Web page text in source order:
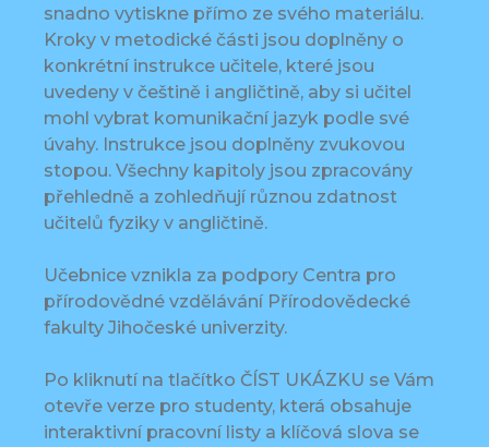
snadno vytiskne přímo ze svého materiálu.
Kroky v metodické části jsou doplněny o
konkrétní instrukce učitele, které jsou
uvedeny v češtině i angličtině, aby si učitel
mohl vybrat komunikační jazyk podle své
úvahy. Instrukce jsou doplněny zvukovou
stopou. Všechny kapitoly jsou zpracovány
přehledně a zohledňují různou zdatnost
učitelů fyziky v angličtině.
Učebnice vznikla za podpory Centra pro
přírodovědné vzdělávání Přírodovědecké
fakulty Jihočeské univerzity.
Po kliknutí na tlačítko ČÍST UKÁZKU se Vám
otevře verze pro studenty, která obsahuje
interaktivní pracovní listy a klíčová slova se